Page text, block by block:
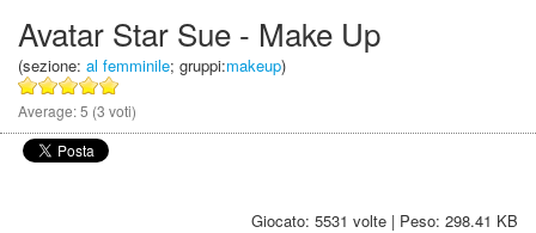
Avatar Star Sue - Make Up
(sezione: al femminile; gruppi:makeup)
Average:5 (3 voti)
Giocato: 5531 volte | Peso: 298.41 KB